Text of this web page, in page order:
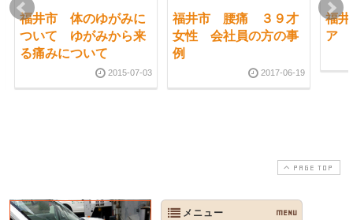
福井市 体のゆがみに
ついて ゆがみから来
る痛みについて
2015-07-03
福井市 腰痛 ３９才
女性 会社員の方の事
例
2017-06-19
福
ア
PAGE TOP
メニュー MENU